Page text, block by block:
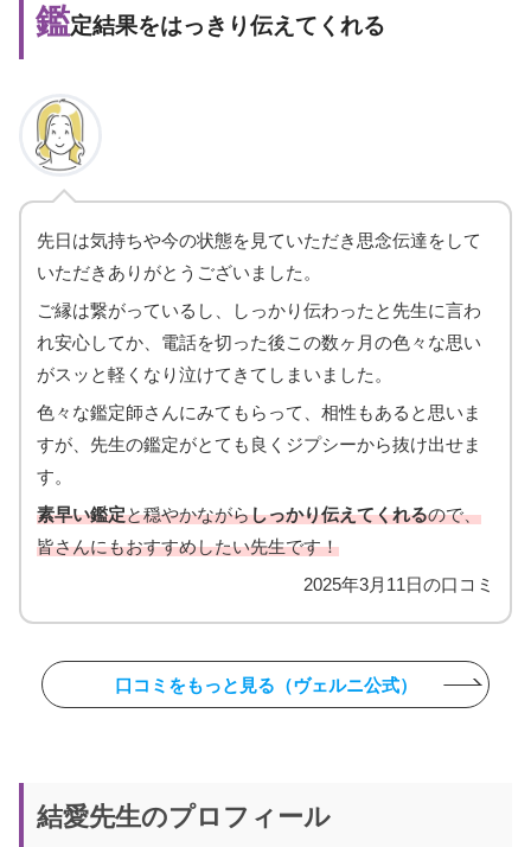
鑑定結果をはっきり伝えてくれる
先日は気持ちや今の状態を見ていただき思念伝達をして
いただきありがとうございました。
ご縁は繋がっているし、しっかり伝わったと先生に言わ
れ安心してか、電話を切った後この数ヶ月の色々な思い
がスッと軽くなり泣けてきてしまいました。
色々な鑑定師さんにみてもらって、相性もあると思いま
すが、先生の鑑定がとても良くジプシーから抜け出せま
す。
素早い鑑定と穏やかながらしっかり伝えてくれるので、
皆さんにもおすすめしたい先生です！
2025年3月11日の口コミ
口コミをもっと見る（ヴェルニ公式）
結愛先生のプロフィール